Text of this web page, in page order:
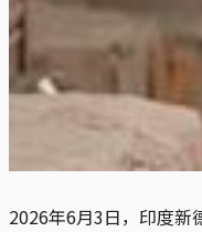
2026年6月3日，印度新